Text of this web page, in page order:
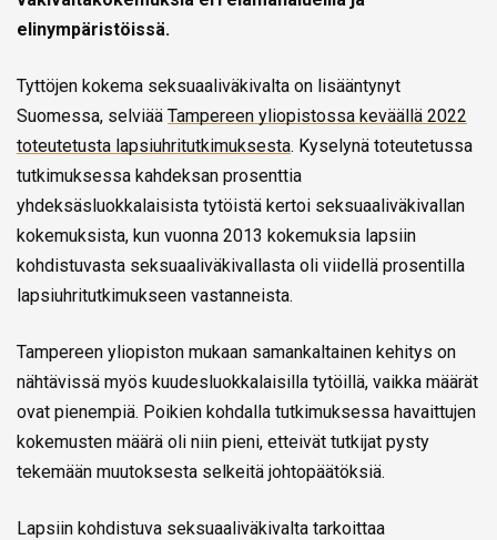
elinympäristöissä.
Tyttöjen kokema seksuaaliväkivalta on lisääntynyt
Suomessa, selviää Tampereen yliopistossa keväällä 2022
toteutetusta lapsiuhritutkimuksesta. Kyselynä toteutetussa
tutkimuksessa kahdeksan prosenttia
yhdeksäsluokkalaisista tytöistä kertoi seksuaaliväkivallan
kokemuksista, kun vuonna 2013 kokemuksia lapsiin
kohdistuvasta seksuaaliväkivallasta oli viidellä prosentilla
lapsiuhritutkimukseen vastanneista.
Tampereen yliopiston mukaan samankaltainen kehitys on
nähtävissä myös kuudesluokkalaisilla tytöillä, vaikka määrät
ovat pienempiä. Poikien kohdalla tutkimuksessa havaittujen
kokemusten määrä oli niin pieni, etteivät tutkijat pysty
tekemään muutoksesta selkeitä johtopäätöksiä.
Lapsiin kohdistuva seksuaaliväkivalta tarkoittaa